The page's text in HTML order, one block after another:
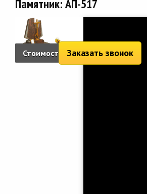
Памятник: АП-517
Стоимость: 2 220 руб.
Заказать звонок